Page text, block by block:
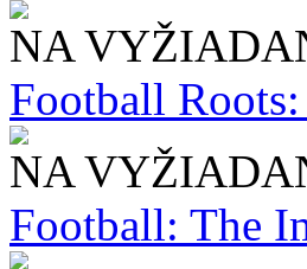
NA
Football
NA
Football: The